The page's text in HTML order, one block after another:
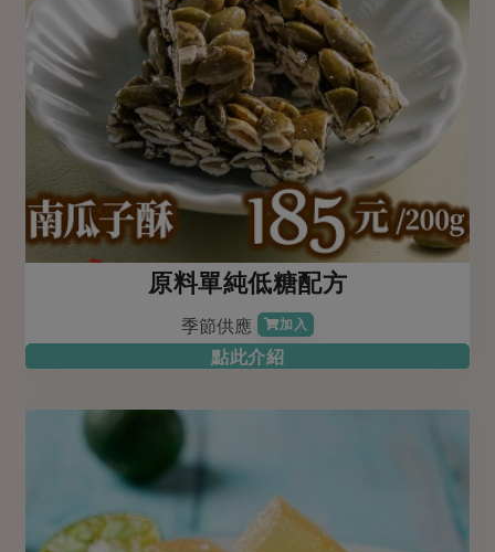
原料單純低糖配方
季節供應 加入
點此介紹